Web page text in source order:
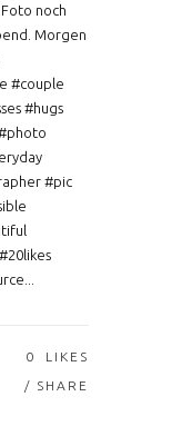
noch
Morgen
#couple
#hugs
#pic
0
LIKES
SHARE